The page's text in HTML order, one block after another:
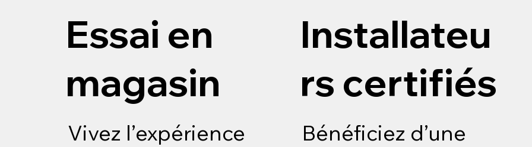
Essai en
magasin
Vivez l’expérience
Installateu
rs certifiés
Bénéficiez d’une